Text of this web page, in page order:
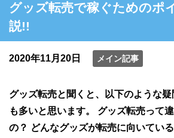
グッズ転売で稼ぐためのポ
説!!
2020年11月20日 メイン記事
グッズ転売と聞くと、以下のような
も多いと思います。 グッズ転売って
の？ どんなグッズが転売に向いてい